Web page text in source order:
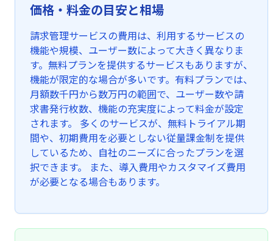
価格・料金の目安と相場
請求管理サービスの費用は、利用するサービスの
機能や規模、ユーザー数によって大きく異なりま
す。無料プランを提供するサービスもありますが、
機能が限定的な場合が多いです。有料プランでは、
月額数千円から数万円の範囲で、ユーザー数や請
求書発行枚数、機能の充実度によって料金が設定
されます。 多くのサービスが、無料トライアル期
間や、初期費用を必要としない従量課金制を提供
しているため、自社のニーズに合ったプランを選
択できます。 また、導入費用やカスタマイズ費用
が必要となる場合もあります。